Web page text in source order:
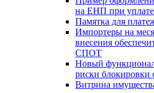
на ЕНП при уплате
Памятка для
Импортеры на
внесения
СПОТ
Новый
риски блокировки
Витрина